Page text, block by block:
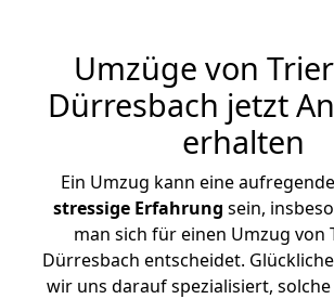
Umzüge von
Dürresbach jetzt
erhalten
Ein Umzug kann eine
stressige Erfahrung sein,
man sich für einen Umzug von
Dürresbach entscheidet.
wir uns darauf spezialisiert,